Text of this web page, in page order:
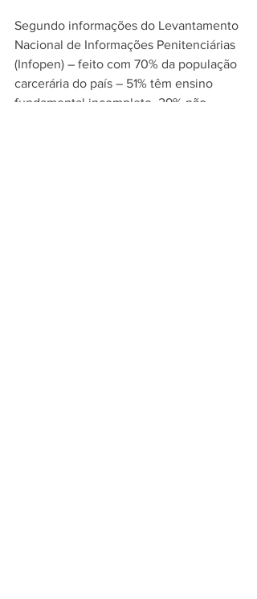
Segundo informações do Levantamento
Nacional de Informações Penitenciárias
(Infopen) – feito com 70% da população
carcerária do país – 51% têm ensino
fundamental incompleto, 29% não